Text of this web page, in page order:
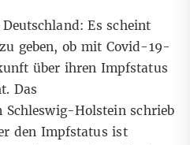
Es scheint
geben, ob mit Covid-19-
über ihren Impfstatus
Das
Schleswig-Holstein schrieb
den Impfstatus ist